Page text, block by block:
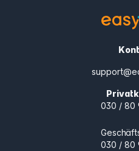
030 / 80
030 / 80